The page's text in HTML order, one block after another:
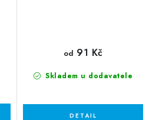
Skladem u dodavatele
od 91 Kč